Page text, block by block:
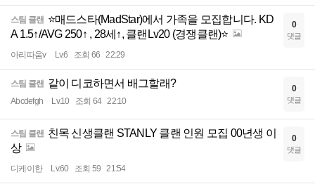
스팀 클랜 ⭐매드스타(MadStar)에서 가족을 모집합니다. KD
A 1.5↑/AVG 250↑ , 28세↑, 클랜Lv20 (경쟁클랜)⭐
아리따움v Lv.6 조회 66 22:29
0
댓글
스팀 클랜 같이 디코하면서 배그할래?
Abcdefgh Lv.10 조회 64 22:10
0
댓글
스팀 클랜 친목 신생클랜 STANLY 클랜 인원 모집 00년생 이
상
디케이한 Lv.60 조회 59 21:54
0
댓글